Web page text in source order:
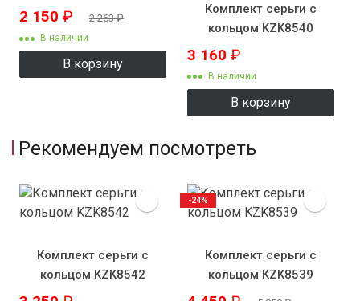
2 150 ₽ 2 263₽
В наличии
В корзину
Комплект серьги с
кольцом KZK8540
3 160 ₽
В наличии
В корзину
Рекомендуем посмотреть
Комплект серьги с
кольцом KZK8542
Комплект серьги с
кольцом KZK8539
-24%